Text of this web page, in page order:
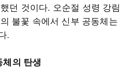
던 것이다. 오순절 성령 강림
불꽃 속에서 신부 공동체는
.
의 탄생